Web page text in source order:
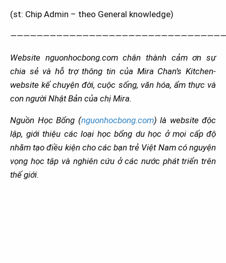
(st: Chip Admin – theo General knowledge)
Website nguonhocbong.com chân thành cảm ơn sự
chia sẻ và hỗ trợ thông tin của Mira Chan’s Kitchen-
website kế chuyện đời, cuộc sống, văn hóa, ẩm thực và
con người Nhật Bản của chị Mira.
Nguồn Học Bổng (nguonhocbong.com) là website độc
lập, giới thiệu các loại học bổng du học ở mọi cấp độ
nhằm tạo điều kiện cho các bạn trẻ Việt Nam có nguyện
vọng học tập và nghiên cứu ở các nước phát triển trên
thế giới.